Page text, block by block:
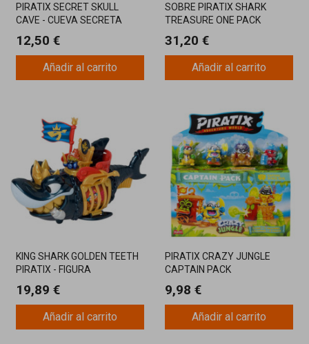
PIRATIX SECRET SKULL
CAVE - CUEVA SECRETA
12,50 €
Añadir al carrito
SOBRE PIRATIX SHARK
TREASURE ONE PACK
31,20 €
Añadir al carrito
KING SHARK GOLDEN TEETH
PIRATIX - FIGURA
19,89 €
Añadir al carrito
PIRATIX CRAZY JUNGLE
CAPTAIN PACK
9,98 €
Añadir al carrito